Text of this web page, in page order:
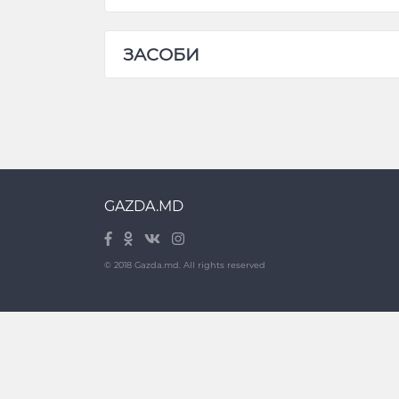
ЗАСОБИ
GAZDA.MD
© 2018 Gazda.md. All rights reserved